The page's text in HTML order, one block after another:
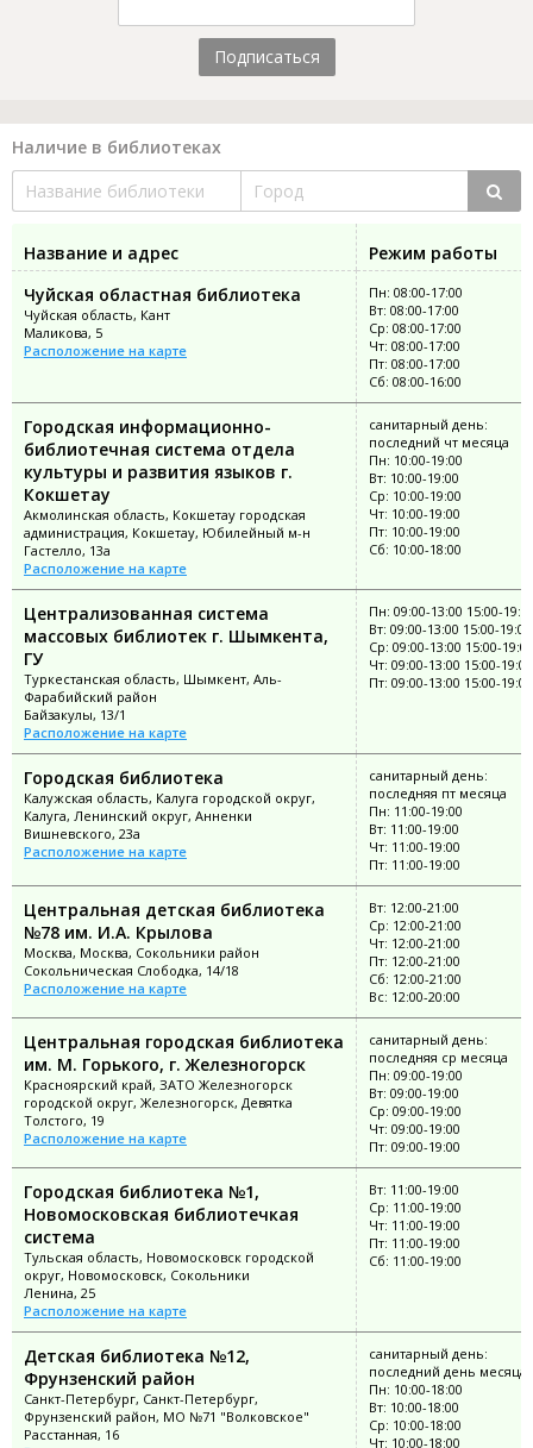
Подписаться
Наличие в библиотеках
Название и адрес
Режим работы
Чуйская областная библиотека
Чуйская область, Кант
Маликова, 5
Расположение на карте
Пн: 08:00-17:00
Вт: 08:00-17:00
Ср: 08:00-17:00
Чт: 08:00-17:00
Пт: 08:00-17:00
Сб: 08:00-16:00
Городская информационно-
библиотечная система отдела
культуры и развития языков г.
Кокшетау
Акмолинская область, Кокшетау городская
администрация, Кокшетау, Юбилейный м-н
Гастелло, 13а
Расположение на карте
санитарный день:
последний чт месяца
Пн: 10:00-19:00
Вт: 10:00-19:00
Ср: 10:00-19:00
Чт: 10:00-19:00
Пт: 10:00-19:00
Сб: 10:00-18:00
Централизованная система
массовых библиотек г. Шымкента,
ГУ
Туркестанская область, Шымкент, Аль-
Фарабийский район
Байзакулы, 13/1
Расположение на карте
Пн: 09:00-13:00 15:00-
Вт: 09:00-13:00 15:00-19:00
Ср: 09:00-13:00 15:00-19:00
Чт: 09:00-13:00 15:00-19:00
Пт: 09:00-13:00 15:00-19:00
Городская библиотека
Калужская область, Калуга городской округ,
Калуга, Ленинский округ, Анненки
Вишневского, 23а
Расположение на карте
санитарный день:
последняя пт месяца
Пн: 11:00-19:00
Вт: 11:00-19:00
Чт: 11:00-19:00
Пт: 11:00-19:00
Центральная детская библиотека
№78 им. И.А. Крылова
Москва, Москва, Сокольники район
Сокольническая Слободка, 14/18
Расположение на карте
Вт: 12:00-21:00
Ср: 12:00-21:00
Чт: 12:00-21:00
Пт: 12:00-21:00
Сб: 12:00-21:00
Вс: 12:00-20:00
Центральная городская библиотека
им. М. Горького, г. Железногорск
Красноярский край, ЗАТО Железногорск
городской округ, Железногорск, Девятка
Толстого, 19
Расположение на карте
санитарный день:
последняя ср месяца
Пн: 09:00-19:00
Вт: 09:00-19:00
Ср: 09:00-19:00
Чт: 09:00-19:00
Пт: 09:00-19:00
Городская библиотека №1,
Новомосковская библиотечкая
система
Тульская область, Новомосковск городской
округ, Новомосковск, Сокольники
Ленина, 25
Расположение на карте
Вт: 11:00-19:00
Ср: 11:00-19:00
Чт: 11:00-19:00
Пт: 11:00-19:00
Сб: 11:00-19:00
Детская библиотека №12,
Фрунзенский район
Санкт-Петербург, Санкт-Петербург,
Фрунзенский район, МО №71 "Волковское"
Расстанная, 16
санитарный день:
последний день месяца
Пн: 10:00-18:00
Вт: 10:00-18:00
Ср: 10:00-18:00
Чт: 10:00-18:00